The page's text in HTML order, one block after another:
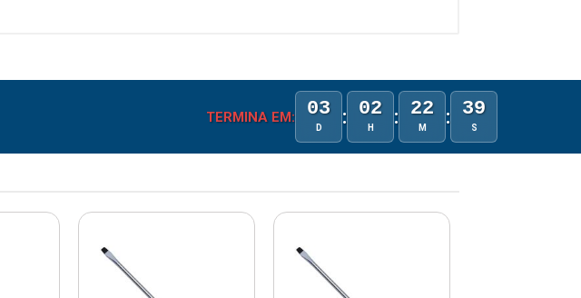
TERMINA EM: 03
D : 02
H : 22
M : 39
S